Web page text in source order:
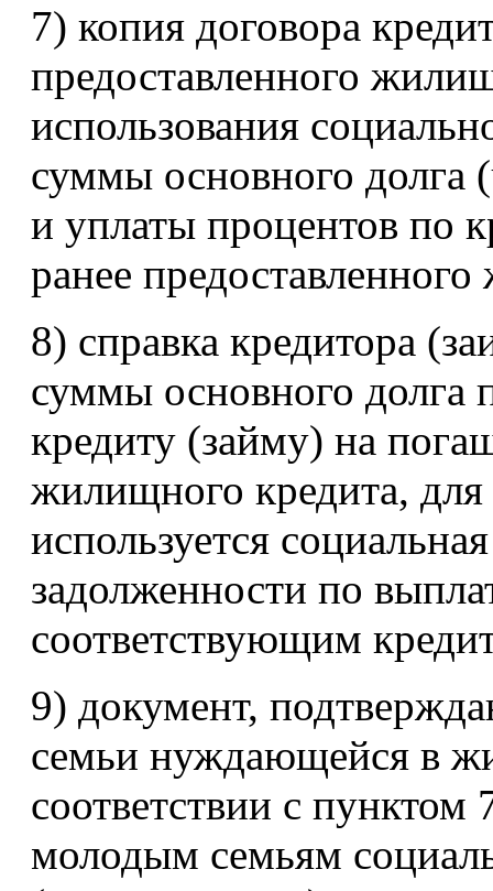
7) копия договора
предоставленного
использования
суммы основного долга
и уплаты процентов по
ранее
8) справка кредитора
суммы основного
кредиту (займу) на
жилищного кредита,
используется
задолженности по
соответствующим
9) документ,
семьи нуждающейся в
соответствии с пунктом
молодым семьям